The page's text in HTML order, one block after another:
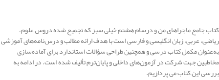
کتاب جامع ماجراهای من و درسام هشتم خیلی سبز که تجمیع شده دروس علوم،
ریاضی، عربی، زبان انگلیسی و فارسی است با هدف ارائه مطالب و درس‌نامه‌های آموزشی
به‌عنوان مکمل کتاب درسی و همچنین طراحی سؤالات استاندارد برای آماده‌سازی
مخاطبین جهت شرکت در آزمون‌های داخلی و پایان‌ترم تألیف شده است. در ادامه به
بررسی این کتاب می پردازیم.